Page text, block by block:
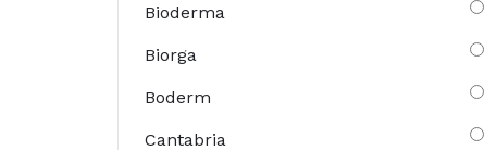
Bioderma
Biorga
Boderm
Cantabria